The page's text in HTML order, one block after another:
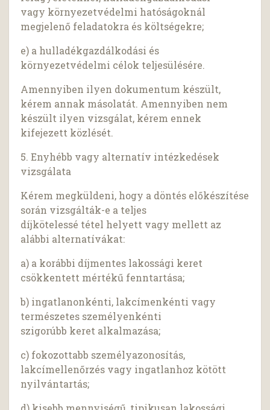
vagy környezetvédelmi hatóságoknál
megjelenő feladatokra és költségekre;
e) a hulladékgazdálkodási és
környezetvédelmi célok teljesülésére.
Amennyiben ilyen dokumentum készült,
kérem annak másolatát. Amennyiben nem
készült ilyen vizsgálat, kérem ennek
kifejezett közlését.
5. Enyhébb vagy alternatív intézkedések
vizsgálata
Kérem megküldeni, hogy a döntés előkészítése
során vizsgálták-e a teljes
díjkötelessé tétel helyett vagy mellett az
alábbi alternatívákat:
a) a korábbi díjmentes lakossági keret
csökkentett mértékű fenntartása;
b) ingatlanonkénti, lakcímenkénti vagy
természetes személyenkénti
szigorúbb keret alkalmazása;
c) fokozottabb személyazonosítás,
lakcímellenőrzés vagy ingatlanhoz kötött
nyilvántartás;